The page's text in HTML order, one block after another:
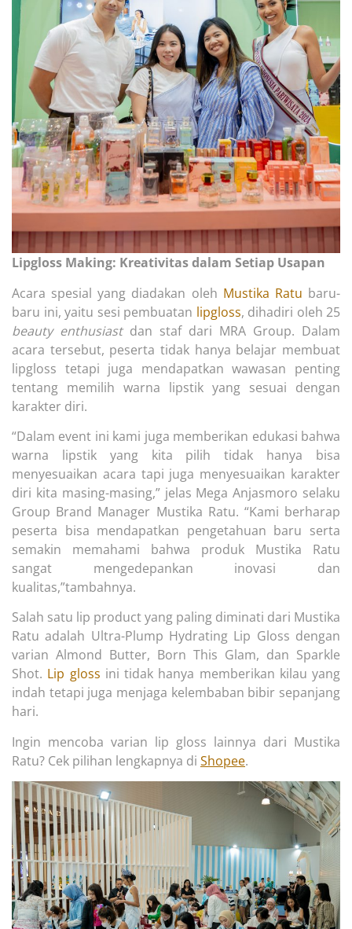
Lipgloss Making: Kreativitas dalam Setiap Usapan
Acara spesial yang diadakan oleh Mustika Ratu baru-
baru ini, yaitu sesi pembuatan lipgloss, dihadiri oleh 25
beauty enthusiastdan staf dari MRA Group. Dalam
acara tersebut, peserta tidak hanya belajar membuat
lipgloss tetapi juga mendapatkan wawasan penting
tentang memilih warna lipstik yang sesuai dengan
karakter diri.
“Dalam event ini kami juga memberikan edukasi bahwa
warna lipstik yang kita pilih tidak hanya bisa
menyesuaikan acara tapi juga menyesuaikan karakter
diri kita masing-masing,” jelas Mega Anjasmoro selaku
Group Brand Manager Mustika Ratu. “Kami berharap
peserta bisa mendapatkan pengetahuan baru serta
semakin memahami bahwa produk Mustika Ratu
sangat mengedepankan inovasi dan
kualitas,”tambahnya.
Salah satu lip product yang paling diminati dari Mustika
Ratu adalah Ultra-Plump Hydrating Lip Gloss dengan
varian Almond Butter, Born This Glam, dan Sparkle
Shot. Lip gloss ini tidak hanya memberikan kilau yang
indah tetapi juga menjaga kelembaban bibir sepanjang
hari.
Ingin mencoba varian lip gloss lainnya dari Mustika
Ratu? Cek pilihan lengkapnya di Shopee.